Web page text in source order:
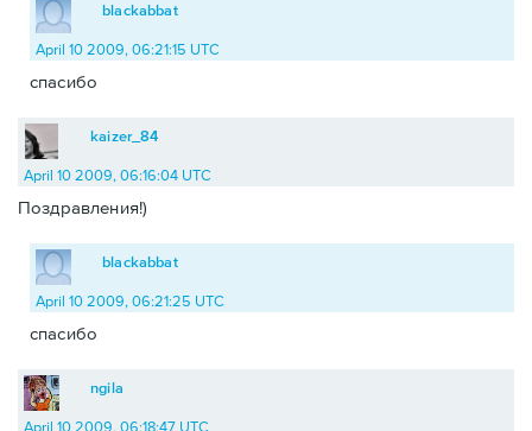
blackabbat
April 10 2009, 06:21:15 UTC
спасибо
kaizer_84
April 10 2009, 06:16:04 UTC
Поздравления!)
blackabbat
April 10 2009, 06:21:25 UTC
спасибо
ngila
April 10 2009, 06:18:47 UTC